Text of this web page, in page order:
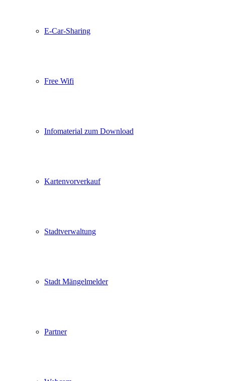
E-Car-Sharing
Free Wifi
Infomaterial zum Download
Kartenvorverkauf
Stadtverwaltung
Stadt Mängelmelder
Partner